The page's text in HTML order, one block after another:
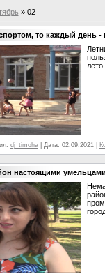
» 02
то каждый день -
dj_timoha| Дата: 02.09.2021
настоящими умельцами